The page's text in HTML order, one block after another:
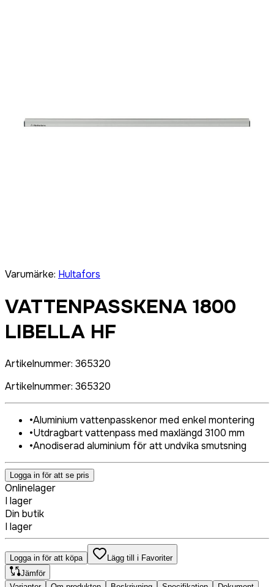
Varumärke: Hultafors
VATTENPASSKENA 1800
LIBELLA HF
Artikelnummer: 365320
Artikelnummer: 365320
•Aluminium vattenpasskenor med enkel montering
•Utdragbart vattenpass med maxlängd 3100 mm
•Anodiserad aluminium för att undvika smutsning
Logga in för att se pris
Onlinelager
I lager
Din butik
I lager
Logga in för att köpa
Lägg till i Favoriter
Jämför